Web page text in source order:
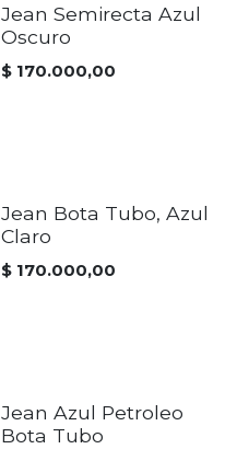
Jean Semirecta Azul
Oscuro
$ 170.000,00
Jean Bota Tubo, Azul
Claro
$ 170.000,00
Jean Azul Petroleo
Bota Tubo